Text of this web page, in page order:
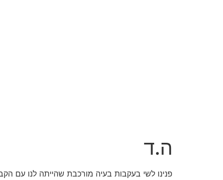
ה.ד
פנינו לשי בעקבות בעיה מורכבת שהייתה לנו עם